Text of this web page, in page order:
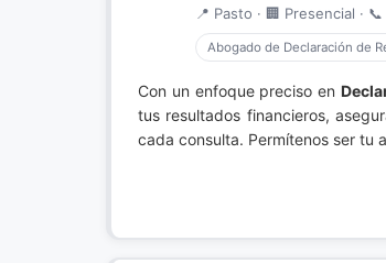
📍 Pasto · 🏢 Presencial ·
Abogado de Declaración de
Con un enfoque preciso en
tus resultados financieros,
cada consulta. Permítenos ser tu